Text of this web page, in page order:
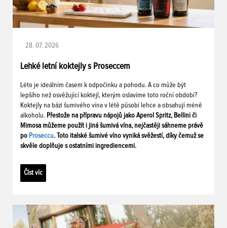
28. 07. 2026
Lehké letní koktejly s Proseccem
Léto je ideálním časem k odpočinku a pohodu. A co může být
lepšího než osvěžující koktejl, kterým oslavíme toto roční období?
Koktejly na bázi šumivého vína v létě působí lehce a obsahují méně
alkoholu. Přestože na přípravu nápojů jako Aperol Spritz, Bellini či
Mimosa můžeme použít i jiná šumivá vína, nejčastěji sáhneme právě
po Proseccu. Toto italské šumivé víno vyniká svěžestí, díky čemuž se
skvěle doplňuje s ostatními ingrediencemi.
Číst víc